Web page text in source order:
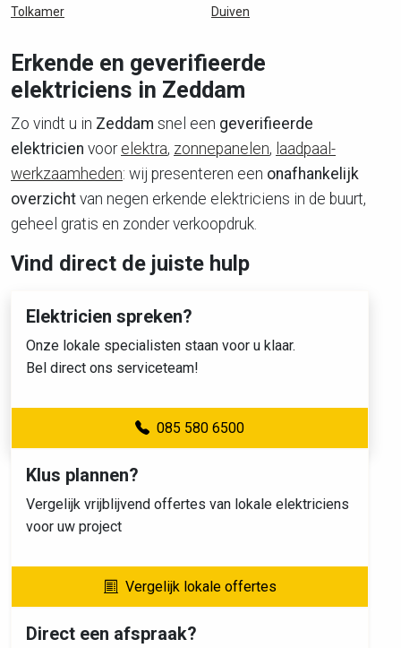
Tolkamer
Duiven
Erkende en geverifieerde
elektriciens in Zeddam
Zo vindt u in Zeddam snel een geverifieerde
elektricien voor elektra, zonnepanelen, laadpaal-
werkzaamheden: wij presenteren een onafhankelijk
overzicht van negen erkende elektriciens in de buurt,
geheel gratis en zonder verkoopdruk.
Vind direct de juiste hulp
Elektricien spreken?
Onze lokale specialisten staan voor u klaar.
Bel direct ons serviceteam!
085 580 6500
Klus plannen?
Vergelijk vrijblijvend offertes van lokale elektriciens
voor uw project
Vergelijk lokale offertes
Direct een afspraak?